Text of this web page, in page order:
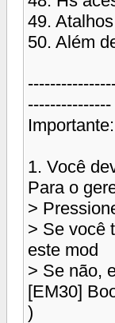
49.
50. Além
Importante:
1. Você
Para o
>
> Se você
este mod
> Se não,
[EM30]
)